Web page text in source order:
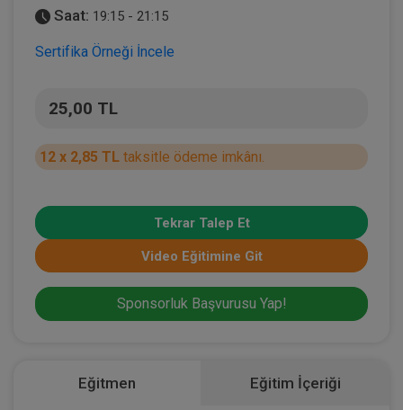
Saat: 19:15 - 21:15
Sertifika Örneği İncele
25,00 TL
12 x 2,85 TL taksitle ödeme imkânı.
Tekrar Talep Et
Video Eğitimine Git
Sponsorluk Başvurusu Yap!
Eğitmen Eğitim İçeriği